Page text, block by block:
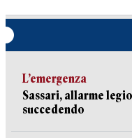
L’emergenza
Sassari, allarme
succedendo